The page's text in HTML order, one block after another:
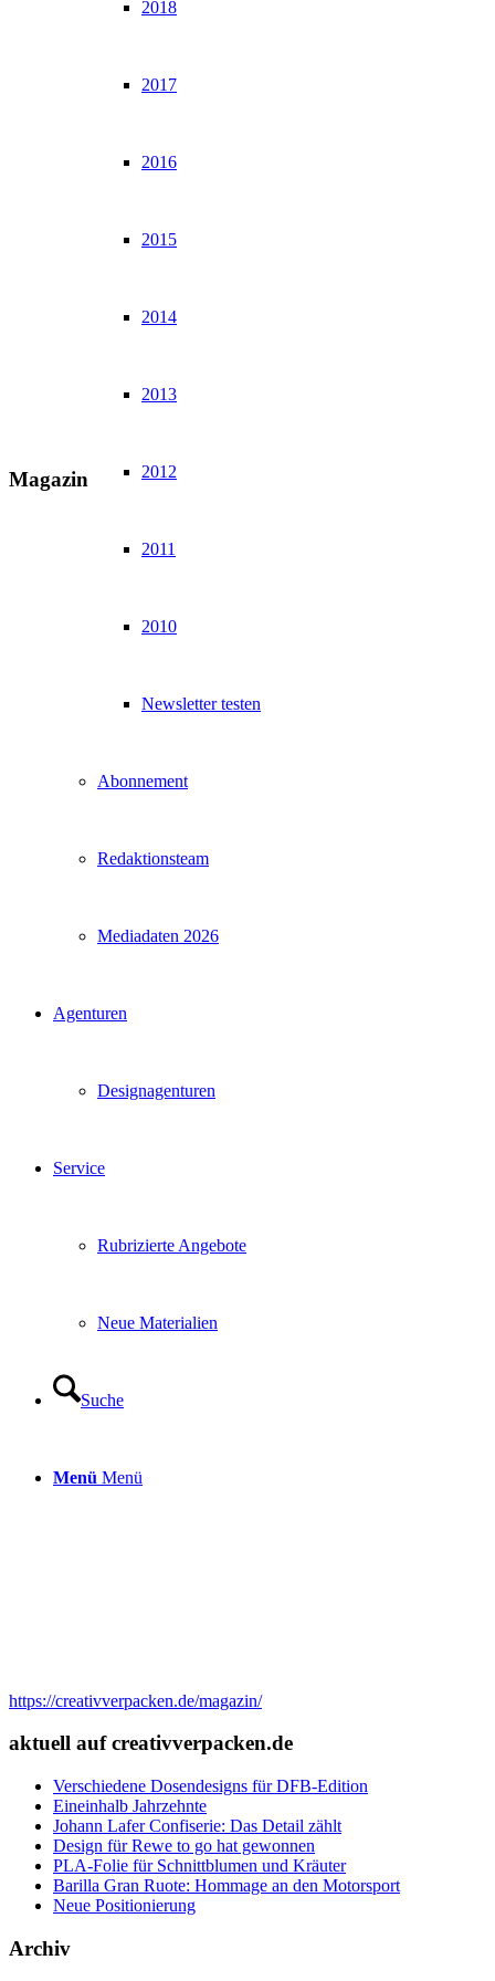
2018
2017
2016
2015
2014
2013
2012
2011
2010
Newsletter testen
Abonnement
Redaktionsteam
Mediadaten 2026
Agenturen
Designagenturen
Service
Rubrizierte Angebote
Neue Materialien
Suche
Menü Menü
Magazin
https://creativverpacken.de/magazin/
aktuell auf creativverpacken.de
Verschiedene Dosendesigns für DFB-Edition
Eineinhalb Jahrzehnte
Johann Lafer Confiserie: Das Detail zählt
Design für Rewe to go hat gewonnen
PLA-Folie für Schnittblumen und Kräuter
Barilla Gran Ruote: Hommage an den Motorsport
Neue Positionierung
Archiv